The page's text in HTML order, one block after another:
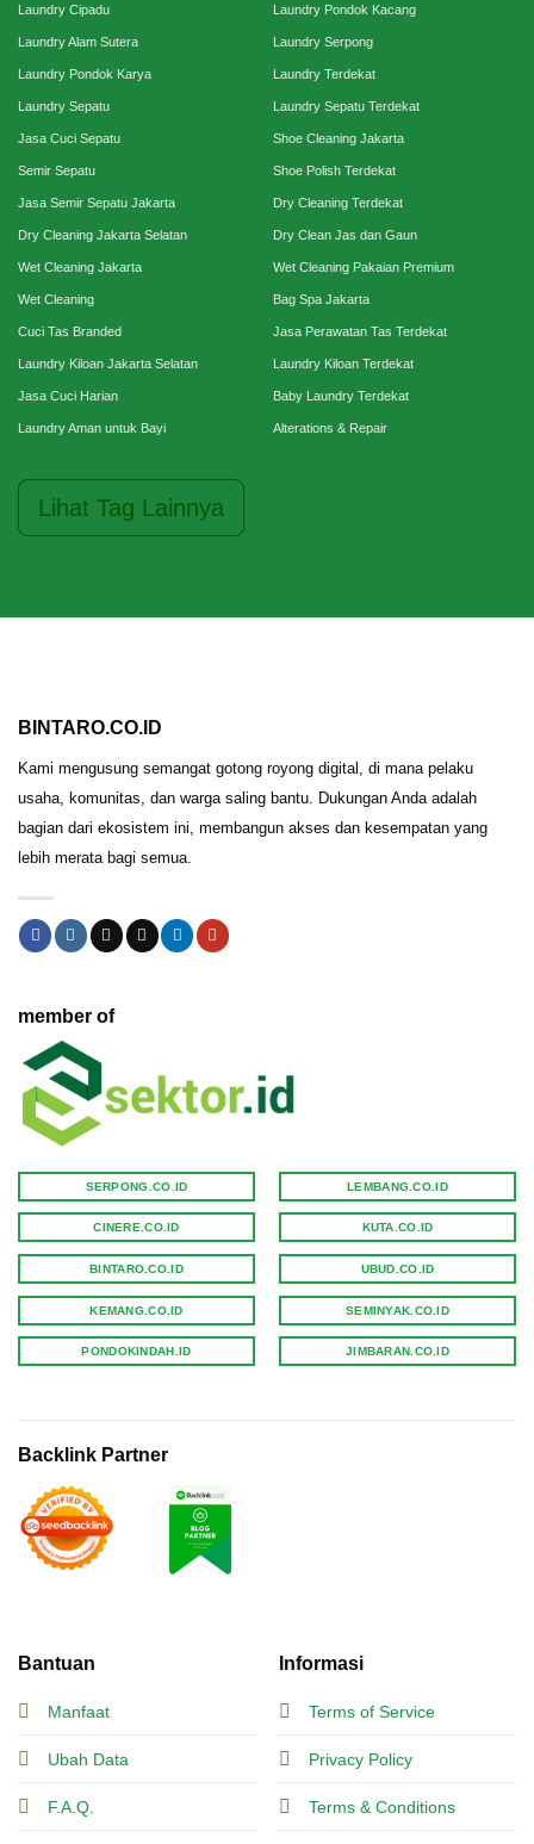
Laundry Cipadu Laundry Pondok Kacang
Laundry Alam Sutera Laundry Serpong
Laundry Pondok Karya Laundry Terdekat
Laundry Sepatu Laundry Sepatu Terdekat
Jasa Cuci Sepatu Shoe Cleaning Jakarta
Semir Sepatu Shoe Polish Terdekat
Jasa Semir Sepatu Jakarta Dry Cleaning Terdekat
Dry Cleaning Jakarta Selatan Dry Clean Jas dan Gaun
Wet Cleaning Jakarta Wet Cleaning Pakaian Premium
Wet Cleaning Bag Spa Jakarta
Cuci Tas Branded Jasa Perawatan Tas Terdekat
Laundry Kiloan Jakarta Selatan Laundry Kiloan Terdekat
Jasa Cuci Harian Baby Laundry Terdekat
Laundry Aman untuk Bayi Alterations & Repair
Lihat Tag Lainnya
BINTARO.CO.ID
Kami mengusung semangat gotong royong digital, di mana pelaku
usaha, komunitas, dan warga saling bantu. Dukungan Anda adalah
bagian dari ekosistem ini, membangun akses dan kesempatan yang
lebih merata bagi semua.
Bantuan
Manfaat
Ubah Data
F.A.Q.
Informasi
Terms of Service
Privacy Policy
Terms & Conditions
member of
SERPONG.CO.ID
CINERE.CO.ID
BINTARO.CO.ID
KEMANG.CO.ID
PONDOKINDAH.ID
LEMBANG.CO.ID
KUTA.CO.ID
UBUD.CO.ID
SEMINYAK.CO.ID
JIMBARAN.CO.ID
Backlink Partner